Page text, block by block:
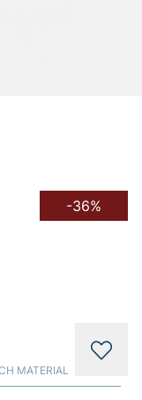
-36%
MATERIAL